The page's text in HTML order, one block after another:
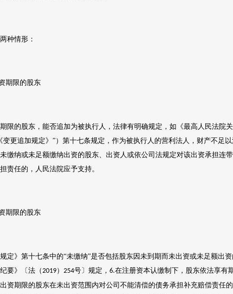
种情形：
期限的股东
限的股东，能否追加为被执行人，法律有明确规定，如《最高人民法院
变更追加规定》”）第十七条规定，作为被执行人的营利法人，财产不足
缴纳或未足额缴纳出资的股东、出资人或依公司法规定对该出资承担连
责任的，人民法院应予支持。
期限的股东
规定》第十七条中的“未缴纳”是否包括股东因未到期而未出资或未足额出
要》〔法（2019） 254号〕规定， 6.在注册资本认缴制下，股东依法享有
资期限的股东在未出资范围内对公司不能清偿的债务承担补充赔偿责任